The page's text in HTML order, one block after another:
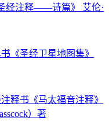
经注释——诗篇》 艾伦·
《圣经卫星地图集》
释书《马太福音注释》
）著